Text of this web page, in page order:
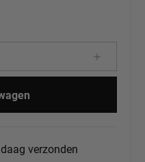
Voer de
verzonden